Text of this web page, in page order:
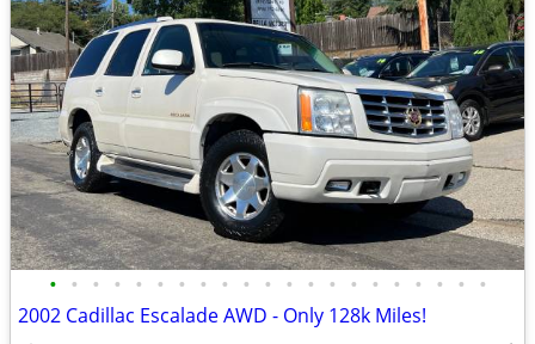
• • • • • • • • • • • • • • • • • • • • •
2002 Cadillac Escalade AWD - Only 128k Miles!